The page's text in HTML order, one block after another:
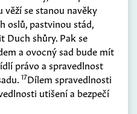
věží se stanou navěky
oslů, pastvinou stád,
Duch shůry. Pak se
a ovocný sad bude mít
právo a spravedlnost
17Dílem spravedlnosti
utišení a bezpečí